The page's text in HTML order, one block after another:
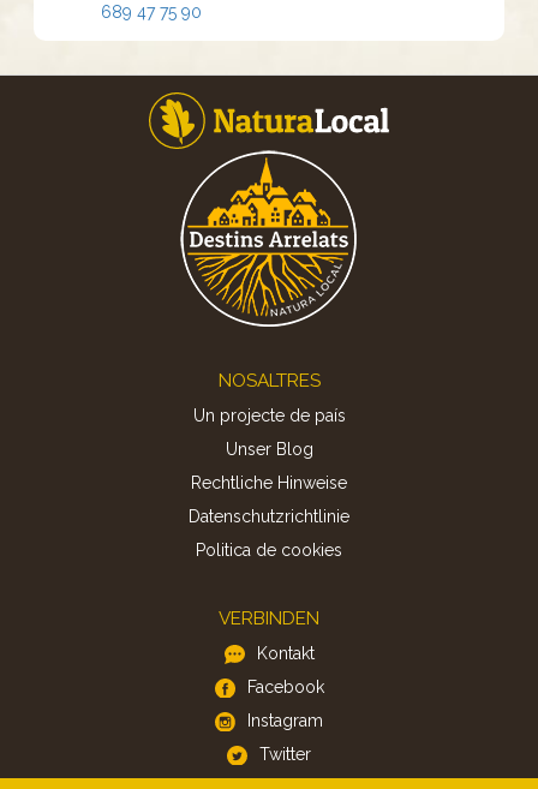
689 47 75 90
NOSALTRES
Un projecte de país
Unser Blog
Rechtliche Hinweise
Datenschutzrichtlinie
Politica de cookies
VERBINDEN
Kontakt
Facebook
Instagram
Twitter